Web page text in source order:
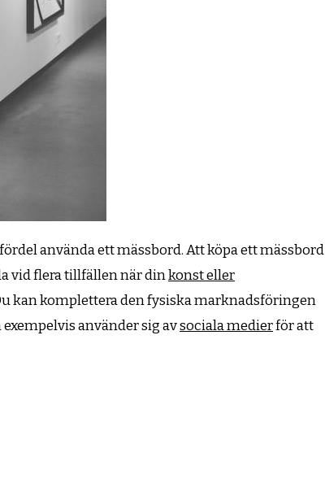
använda ett mässbord. Att köpa ett mässbord
vid flera tillfällen när dinkonst eller
kan komplettera den fysiska marknadsföringen
använder sig avsociala medierför att